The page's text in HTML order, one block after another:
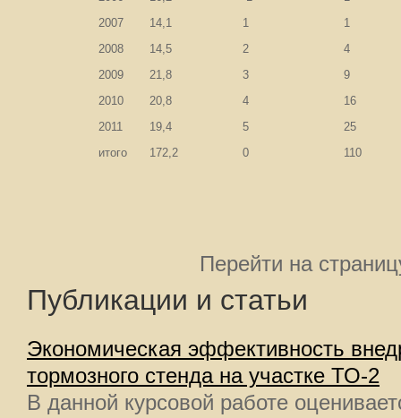
2007
14,1 1
1
2008
14,5 2
4
2009
21,8 3
9
2010
20,8 4
16
2011
19,4 5
25
итого
172,2 0 110
Перейти на
Публикации и статьи
Экономическая эффективность
тормозного стенда на участке ТО-2
В данной курсовой работе